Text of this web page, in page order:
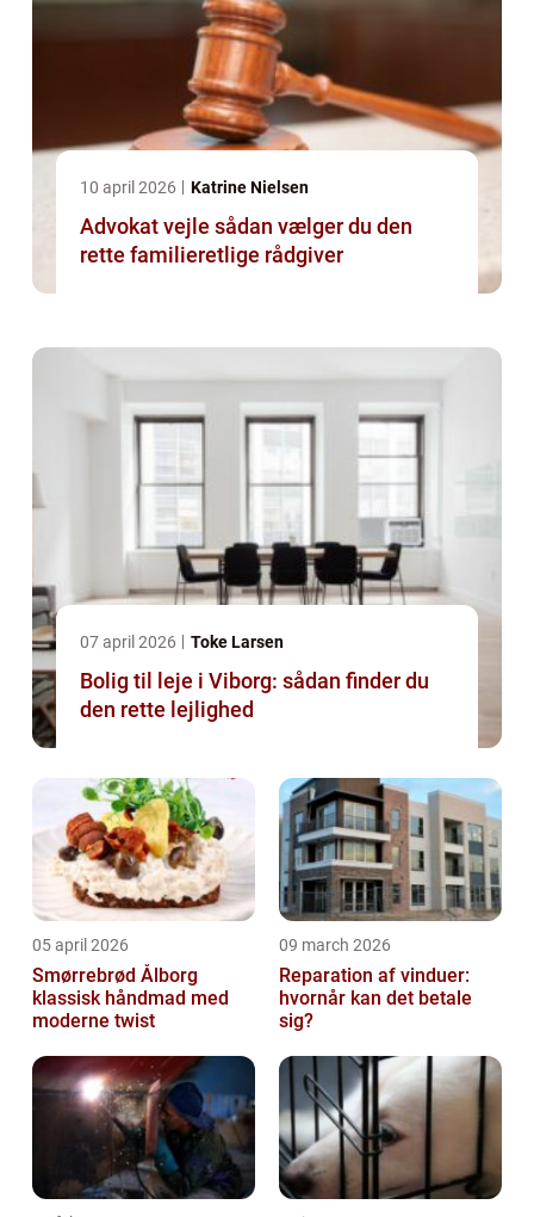
10 april 2026 Katrine Nielsen
Advokat vejle sådan vælger du den
rette familieretlige rådgiver
07 april 2026 Toke Larsen
Bolig til leje i Viborg: sådan finder du
den rette lejlighed
05 april 2026
Smørrebrød Ålborg
klassisk håndmad med
moderne twist
09 march 2026
Reparation af vinduer:
hvornår kan det betale
sig?